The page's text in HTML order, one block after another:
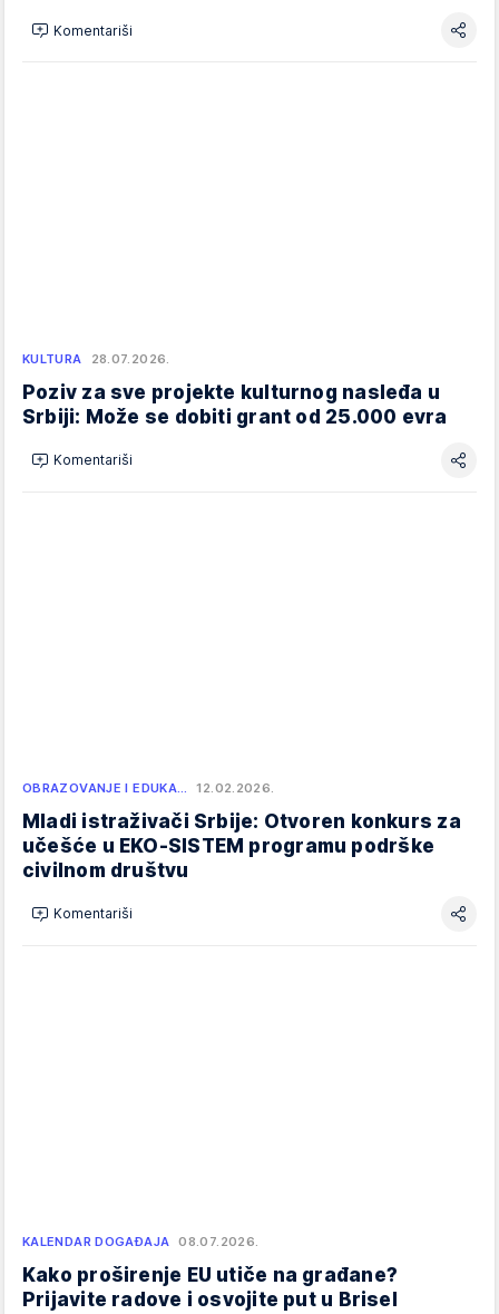
Komentariši
KULTURA 28.07.2026.
Poziv za sve projekte kulturnog nasleđa u
Srbiji: Može se dobiti grant od 25.000 evra
Komentariši
OBRAZOVANJE I EDUKA… 12.02.2026.
Mladi istraživači Srbije: Otvoren konkurs za
učešće u EKO-SISTEM programu podrške
civilnom društvu
Komentariši
KALENDAR DOGAĐAJA 08.07.2026.
Kako proširenje EU utiče na građane?
Prijavite radove i osvojite put u Brisel